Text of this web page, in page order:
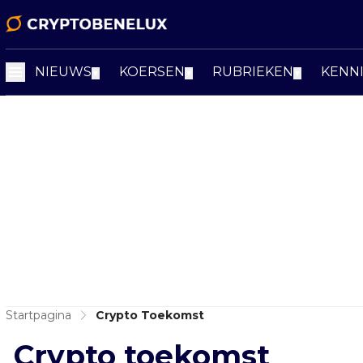
NIEUWS KOERSEN RUBRIEKEN
Startpagina Crypto Toekomst
Crypto toekomst